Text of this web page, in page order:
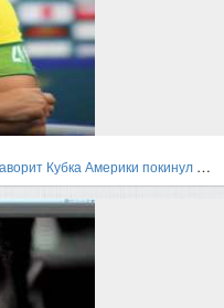
покинул турнир в первом раунде плей-офф